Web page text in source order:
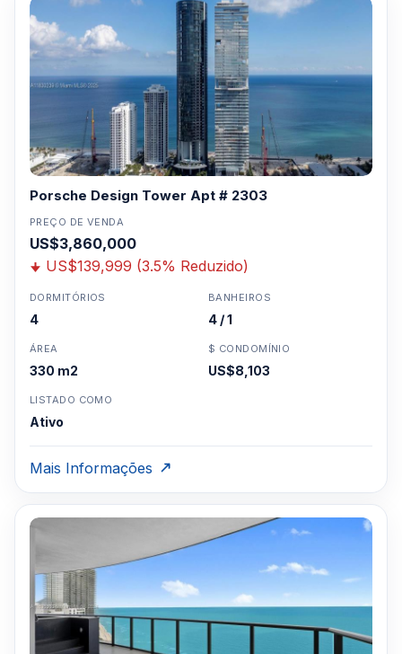
Porsche Design Tower Apt # 2303
PREÇO DE VENDA
US$3,860,000
US$139,999 (3.5% Reduzido)
DORMITÓRIOS
4
BANHEIROS
4 / 1
ÁREA
330 m2
$ CONDOMÍNIO
US$8,103
LISTADO COMO
Ativo
Mais Informações